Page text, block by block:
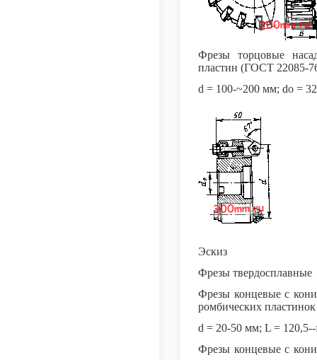
Фрезы торцовые
пластин (ГОСТ 22085-
d = 100-~200 мм; do =
Эскиз
Фрезы твердосплавные
Фрезы концевые с
ромбических
d = 20-50 мм; L =
Фрезы концевые с